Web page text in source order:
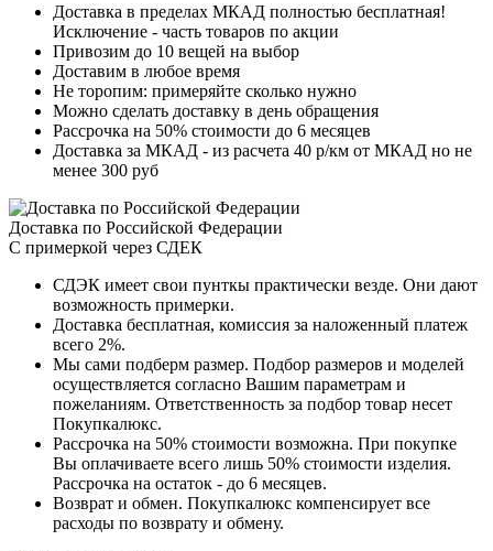
Доставка в пределах МКАД полностью бесплатная!
Исключение - часть товаров по акции
Привозим до 10 вещей на выбор
Доставим в любое время
Не торопим: примеряйте сколько нужно
Можно сделать доставку в день обращения
Рассрочка на 50% стоимости до 6 месяцев
Доставка за МКАД - из расчета 40 р/км от МКАД но не
менее 300 руб
Доставка по Российской Федерации
С примеркой через СДЕК
СДЭК имеет свои пунткы практически везде. Они дают
возможность примерки.
Доставка бесплатная, комиссия за наложенный платеж
всего 2%.
Мы сами подберм размер. Подбор размеров и моделей
осуществляется согласно Вашим параметрам и
пожеланиям. Ответственность за подбор товар несет
Покупкалюкс.
Рассрочка на 50% стоимости возможна. При покупке
Вы оплачиваете всего лишь 50% стоимости изделия.
Рассрочка на остаток - до 6 месяцев.
Возврат и обмен. Покупкалюкс компенсирует все
расходы по возврату и обмену.